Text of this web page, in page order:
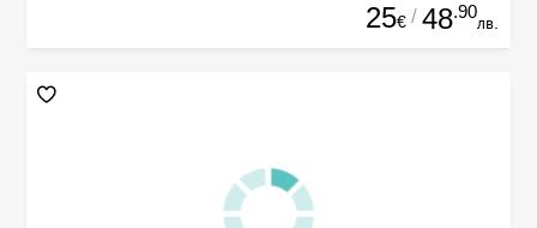
25€ / 48.90
лв.